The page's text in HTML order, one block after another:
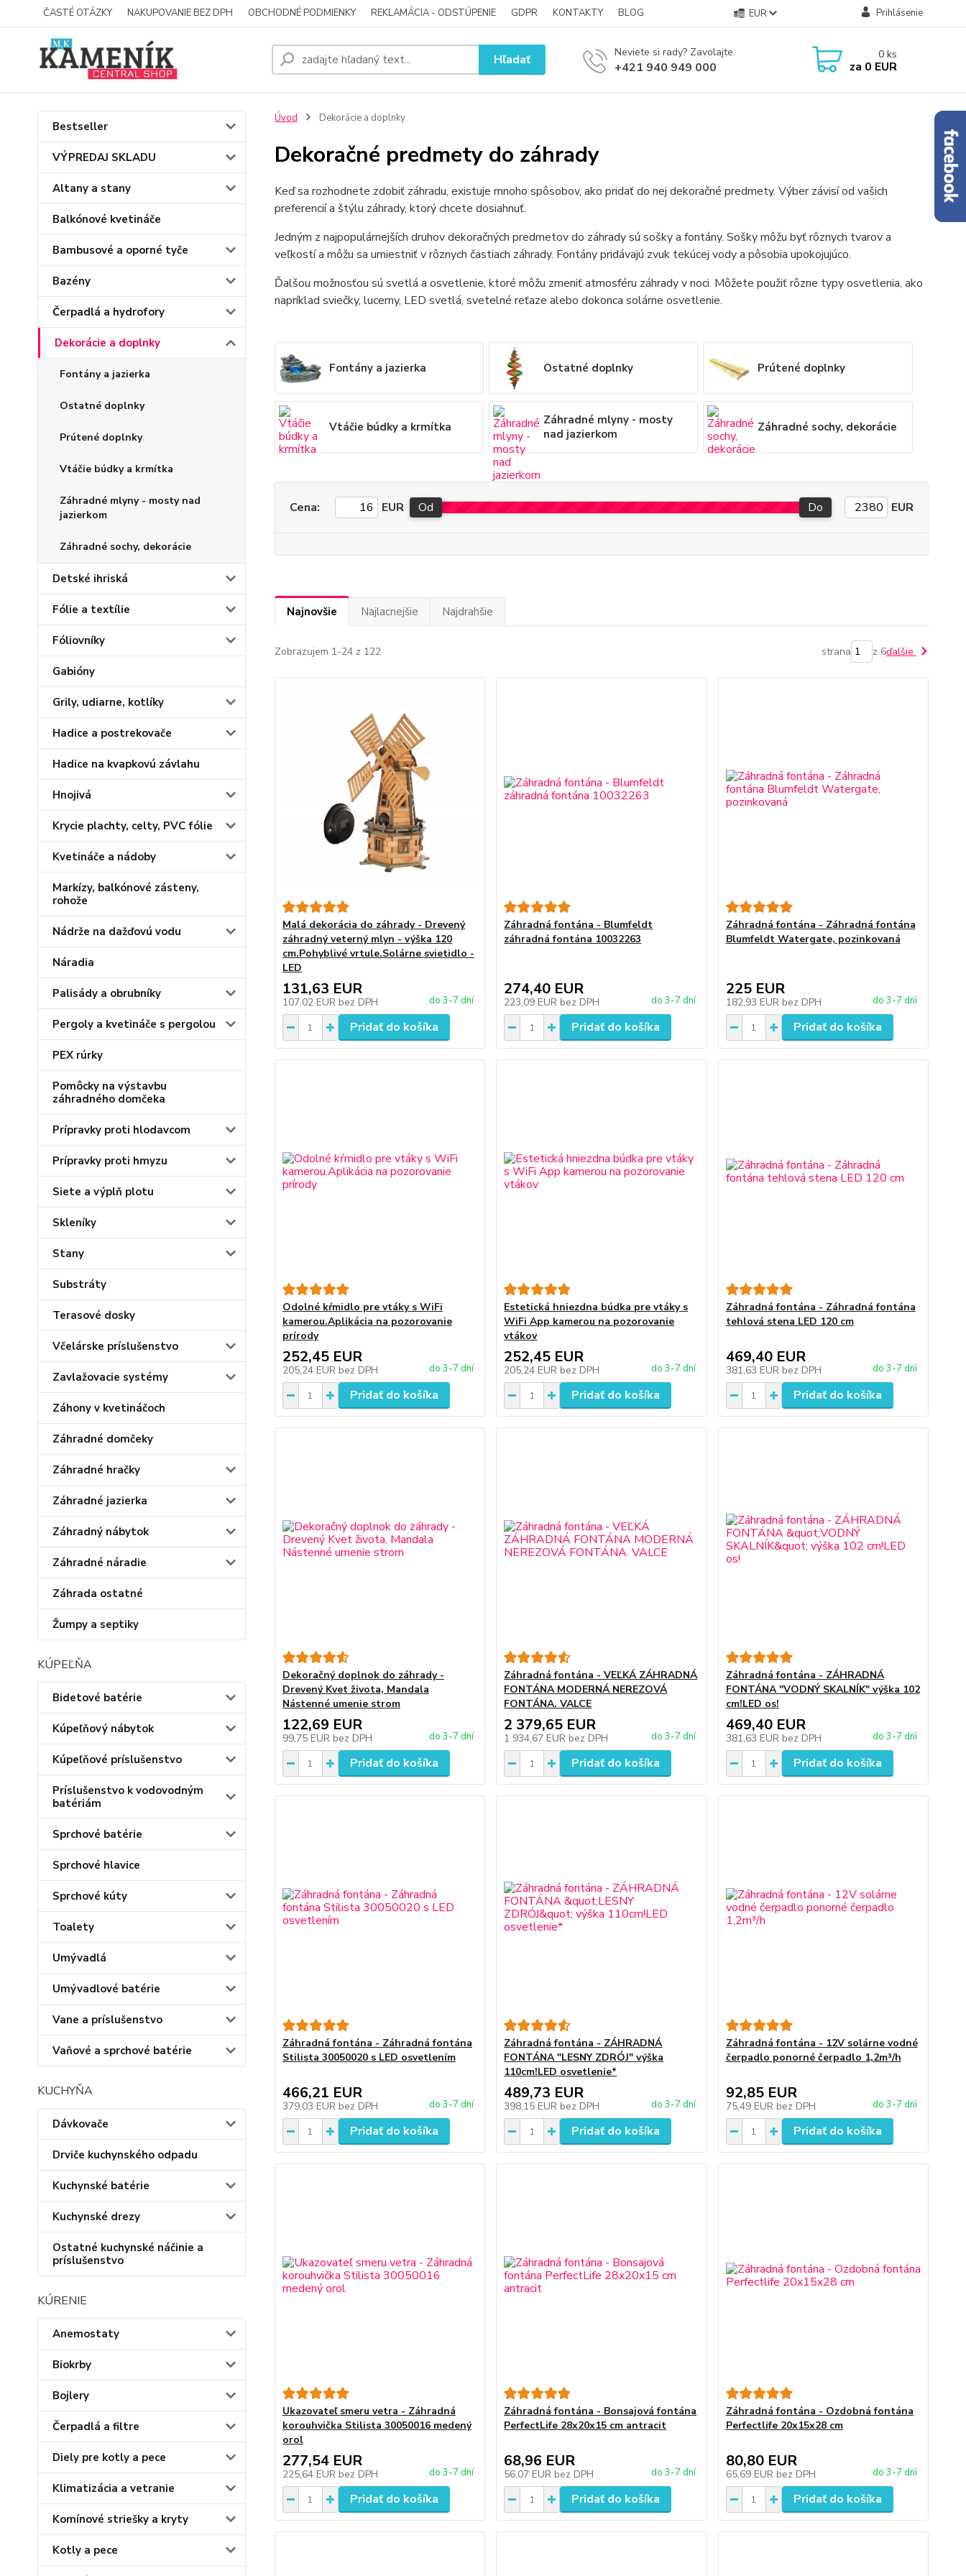
ČASTÉ OTÁZKY NAKUPOVANIE BEZ DPH OBCHODNÉ PODMIENKY REKLAMÁCIA - ODSTÚPENIE GDPR KONTAKTY BLOG EUR Prihlásenie
Hľadať Neviete si rady? Zavolajte.
+421 940 949 000
0 ks
za 0 EUR
Bestseller
VÝPREDAJ SKLADU
Altany a stany
Balkónové kvetináče
Bambusové a oporné tyče
Bazény
Čerpadlá a hydrofory
Dekorácie a doplnky
Fontány a jazierka
Ostatné doplnky
Prútené doplnky
Vtáčie búdky a krmítka
Záhradné mlyny - mosty nad
jazierkom
Záhradné sochy, dekorácie
Detské ihriská
Fólie a textílie
Fóliovníky
Gabióny
Grily, udiarne, kotlíky
Hadice a postrekovače
Hadice na kvapkovú závlahu
Hnojivá
Krycie plachty, celty, PVC fólie
Kvetináče a nádoby
Markízy, balkónové zásteny,
rohože
Nádrže na dažďovú vodu
Náradia
Palisády a obrubníky
Pergoly a kvetináče s pergolou
PEX rúrky
Pomôcky na výstavbu
záhradného domčeka
Prípravky proti hlodavcom
Prípravky proti hmyzu
Siete a výplň plotu
Skleníky
Stany
Substráty
Terasové dosky
Včelárske príslušenstvo
Zavlažovacie systémy
Záhony v kvetináčoch
Záhradné domčeky
Záhradné hračky
Záhradné jazierka
Záhradný nábytok
Záhradné náradie
Záhrada ostatné
Žumpy a septiky
KÚPEĽŇA
Bidetové batérie
Kúpeľňový nábytok
Kúpeľňové príslušenstvo
Príslušenstvo k vodovodným
batériám
Sprchové batérie
Sprchové hlavice
Sprchové kúty
Toalety
Umývadlá
Umývadlové batérie
Vane a príslušenstvo
Vaňové a sprchové batérie
KUCHYŇA
Dávkovače
Drviče kuchynského odpadu
Kuchynské batérie
Kuchynské drezy
Ostatné kuchynské náčinie a
príslušenstvo
KÚRENIE
Anemostaty
Biokrby
Bojlery
Čerpadlá a filtre
Diely pre kotly a pece
Klimatizácia a vetranie
Komínové striešky a kryty
Kotly a pece
Úvod Dekorácie a doplnky
Dekoračné predmety do záhrady
Keď sa rozhodnete zdobiť záhradu, existuje mnoho spôsobov, ako pridať do nej dekoračné predmety. Výber závisí od vašich
preferencií a štýlu záhrady, ktorý chcete dosiahnuť.
Jedným z najpopulárnejších druhov dekoračných predmetov do záhrady sú sošky a fontány. Sošky môžu byť rôznych tvarov a
veľkostí a môžu sa umiestniť v rôznych častiach záhrady. Fontány pridávajú zvuk tekúcej vody a pôsobia upokojujúco.
Ďalšou možnosťou sú svetlá a osvetlenie, ktoré môžu zmeniť atmosféru záhrady v noci. Môžete použiť rôzne typy osvetlenia, ako
napríklad sviečky, lucerny, LED svetlá, svetelné reťaze alebo dokonca solárne osvetlenie.
Fontány a jazierka Ostatné doplnky Prútené doplnky
Vtáčie búdky a krmítka
Záhradné mlyny - mosty
nad jazierkom
Záhradné sochy, dekorácie
Cena: EUR Od Do EUR
Najnovšie Najlacnejšie Najdrahšie
Zobrazujem 1-24 z 122 strana z 6ďalšie
Malá dekorácia do záhrady - Drevený
záhradný veterný mlyn - výška 120
cm.Pohyblivé vrtule.Solárne svietidlo -
LED
131,63 EUR
107,02 EUR bez DPH do 3-7 dní
Pridať do košíka
Záhradná fontána - Blumfeldt
záhradná fontána 10032263
274,40 EUR
223,09 EUR bez DPH do 3-7 dní
Pridať do košíka
Záhradná fontána - Záhradná fontána
Blumfeldt Watergate, pozinkovaná
225 EUR
182,93 EUR bez DPH do 3-7 dní
Pridať do košíka
Odolné kŕmidlo pre vtáky s WiFi
kamerou.Aplikácia na pozorovanie
prírody
252,45 EUR
205,24 EUR bez DPH do 3-7 dní
Pridať do košíka
Estetická hniezdna búdka pre vtáky s
WiFi App kamerou na pozorovanie
vtákov
252,45 EUR
205,24 EUR bez DPH do 3-7 dní
Pridať do košíka
Záhradná fontána - Záhradná fontána
tehlová stena LED 120 cm
469,40 EUR
381,63 EUR bez DPH do 3-7 dní
Pridať do košíka
Dekoračný doplnok do záhrady -
Drevený Kvet života, Mandala
Nástenné umenie strom
122,69 EUR
99,75 EUR bez DPH do 3-7 dní
Pridať do košíka
Záhradná fontána - VEĽKÁ ZÁHRADNÁ
FONTÁNA MODERNÁ NEREZOVÁ
FONTÁNA. VALCE
2 379,65 EUR
1 934,67 EUR bez DPH do 3-7 dní
Pridať do košíka
Záhradná fontána - ZÁHRADNÁ
FONTÁNA "VODNÝ SKALNÍK" výška 102
cm!LED os!
469,40 EUR
381,63 EUR bez DPH do 3-7 dní
Pridať do košíka
Záhradná fontána - Záhradná fontána
Stilista 30050020 s LED osvetlením
466,21 EUR
379,03 EUR bez DPH do 3-7 dní
Pridať do košíka
Záhradná fontána - ZÁHRADNÁ
FONTÁNA "LESNY ZDRÓJ" výška
110cm!LED osvetlenie*
489,73 EUR
398,15 EUR bez DPH do 3-7 dní
Pridať do košíka
Záhradná fontána - 12V solárne vodné
čerpadlo ponorné čerpadlo 1,2m³/h
92,85 EUR
75,49 EUR bez DPH do 3-7 dní
Pridať do košíka
Ukazovateľ smeru vetra - Záhradná
korouhvička Stilista 30050016 medený
orol
277,54 EUR
225,64 EUR bez DPH do 3-7 dní
Pridať do košíka
Záhradná fontána - Bonsajová fontána
PerfectLife 28x20x15 cm antracit
68,96 EUR
56,07 EUR bez DPH do 3-7 dní
Pridať do košíka
Záhradná fontána - Ozdobná fontána
Perfectlife 20x15x28 cm
80,80 EUR
65,69 EUR bez DPH do 3-7 dní
Pridať do košíka